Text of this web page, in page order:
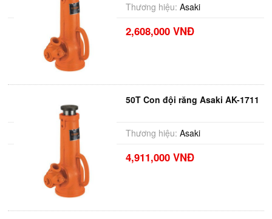
Thương hiệu: Asaki
2,608,000 VNĐ
50T Con đội răng Asaki AK-1711
Thương hiệu: Asaki
4,911,000 VNĐ